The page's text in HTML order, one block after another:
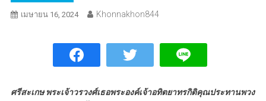
เมษายน 16, 2024 Khonnakhon844
ศรีสะเกษ พระเจ้าวรวงศ์เธอพระองค์เจ้าอทิตยาทรกิติคุณประทานพวง